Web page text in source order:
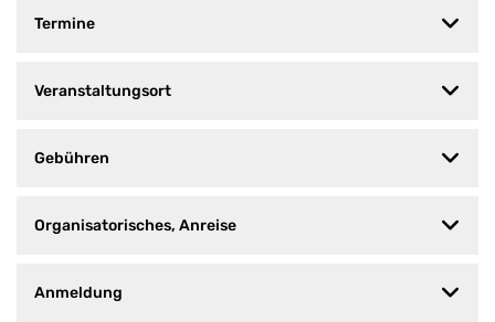
Termine
Veranstaltungsort
Gebühren
Organisatorisches, Anreise
Anmeldung